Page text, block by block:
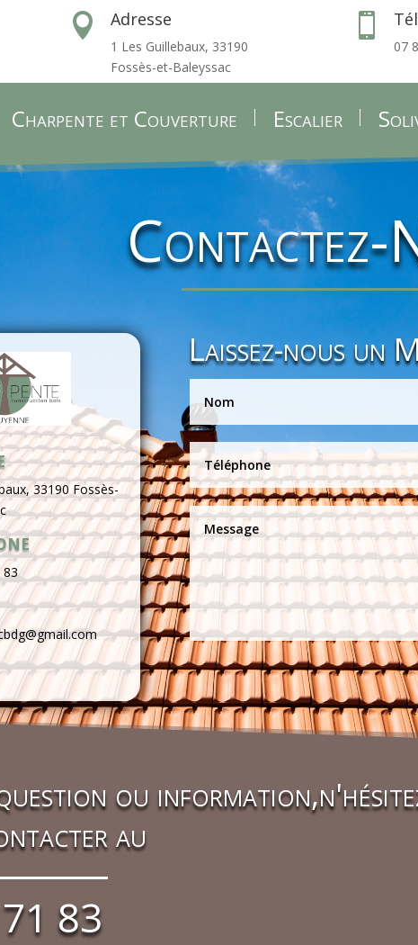
 Adresse
1 Les Guillebaux, 33190
Fossès-et-Baleyssac

07
Charpente et Couverture Escalier
Contactez-
33190 Fossès-
83
Laissez-nous un
ou
au
83